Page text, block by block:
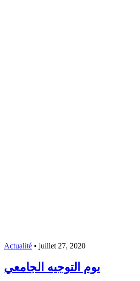
Actualité • juillet 27, 2020
يوم التوجيه الجامعي